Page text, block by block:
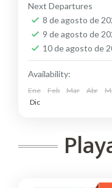
Ecuador ,Suramérica
Easy
2 People
Next Departures
8 de agosto de
9 de agosto de
10 de agosto de
Availability:
Ene Feb Mar Abr
Dic